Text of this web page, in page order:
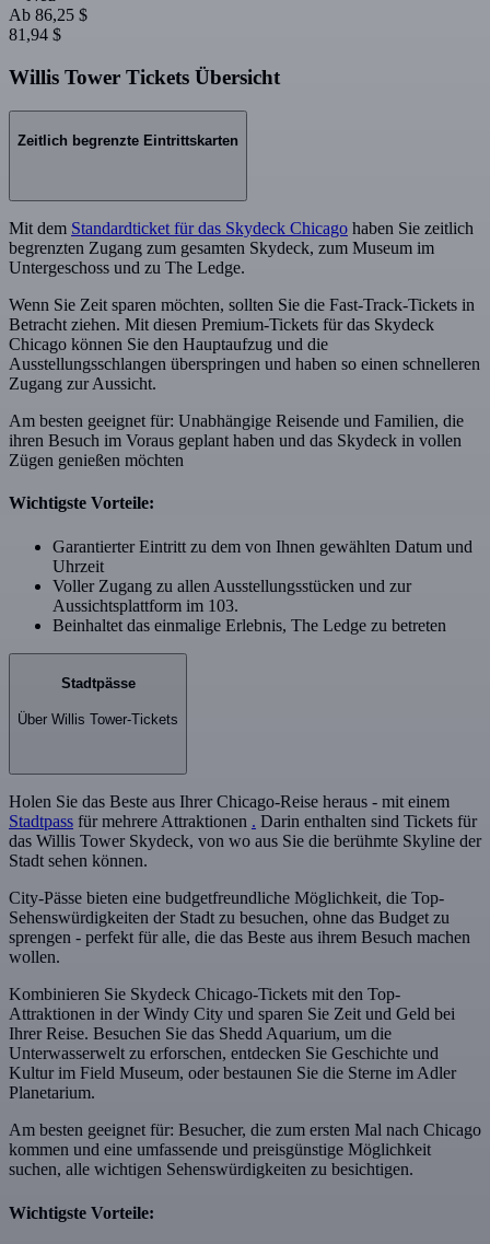
Ab 86,25 $
81,94 $
Willis Tower Tickets Übersicht
Zeitlich begrenzte Eintrittskarten
Mit dem Standardticket für das Skydeck Chicago haben Sie zeitlich
begrenzten Zugang zum gesamten Skydeck, zum Museum im
Untergeschoss und zu The Ledge.
Wenn Sie Zeit sparen möchten, sollten Sie die Fast-Track-Tickets in
Betracht ziehen. Mit diesen Premium-Tickets für das Skydeck
Chicago können Sie den Hauptaufzug und die
Ausstellungsschlangen überspringen und haben so einen schnelleren
Zugang zur Aussicht.
Am besten geeignet für: Unabhängige Reisende und Familien, die
ihren Besuch im Voraus geplant haben und das Skydeck in vollen
Zügen genießen möchten
Wichtigste Vorteile:
Garantierter Eintritt zu dem von Ihnen gewählten Datum und
Uhrzeit
Voller Zugang zu allen Ausstellungsstücken und zur
Aussichtsplattform im 103.
Beinhaltet das einmalige Erlebnis, The Ledge zu betreten
Stadtpässe
Über Willis Tower-Tickets
Holen Sie das Beste aus Ihrer Chicago-Reise heraus - mit einem
Stadtpass für mehrere Attraktionen . Darin enthalten sind Tickets für
das Willis Tower Skydeck, von wo aus Sie die berühmte Skyline der
Stadt sehen können.
City-Pässe bieten eine budgetfreundliche Möglichkeit, die Top-
Sehenswürdigkeiten der Stadt zu besuchen, ohne das Budget zu
sprengen - perfekt für alle, die das Beste aus ihrem Besuch machen
wollen.
Kombinieren Sie Skydeck Chicago-Tickets mit den Top-
Attraktionen in der Windy City und sparen Sie Zeit und Geld bei
Ihrer Reise. Besuchen Sie das Shedd Aquarium, um die
Unterwasserwelt zu erforschen, entdecken Sie Geschichte und
Kultur im Field Museum, oder bestaunen Sie die Sterne im Adler
Planetarium.
Am besten geeignet für: Besucher, die zum ersten Mal nach Chicago
kommen und eine umfassende und preisgünstige Möglichkeit
suchen, alle wichtigen Sehenswürdigkeiten zu besichtigen.
Wichtigste Vorteile: